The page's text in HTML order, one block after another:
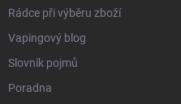
Rádce při výběru zboží
Vapingový blog
Slovník pojmů
Poradna